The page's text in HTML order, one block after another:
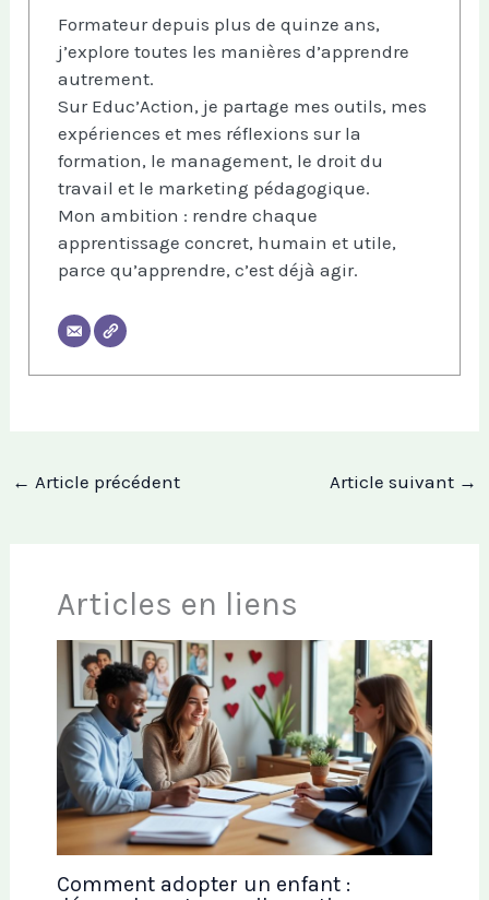
Formateur depuis plus de quinze ans,
j’explore toutes les manières d’apprendre
autrement.
Sur Educ’Action, je partage mes outils, mes
expériences et mes réflexions sur la
formation, le management, le droit du
travail et le marketing pédagogique.
Mon ambition : rendre chaque
apprentissage concret, humain et utile,
parce qu’apprendre, c’est déjà agir.
← Article précédent Article suivant →
Articles en liens
Comment adopter un enfant :